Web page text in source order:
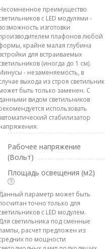
преимущество
с LED модулями -
изготовки
плафонов любой
крайне малая глубина
для встраиваемых
(иногда до 1 см).
- незаменяемость, в
выхода из строя светильник
быть только заменен. С
видом светильников
использовать
стабилизатор
Рабочее напряжение
(Вольт)
Площадь освещения (м2)
параметр может быть
точно только для
с LED модулем.
светильника под сменные
расчет предложен из
по мощности